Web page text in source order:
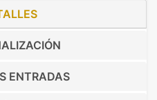
ENTRADAS